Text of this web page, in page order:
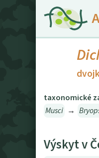
taxonomické
Musci →
Výskyt v